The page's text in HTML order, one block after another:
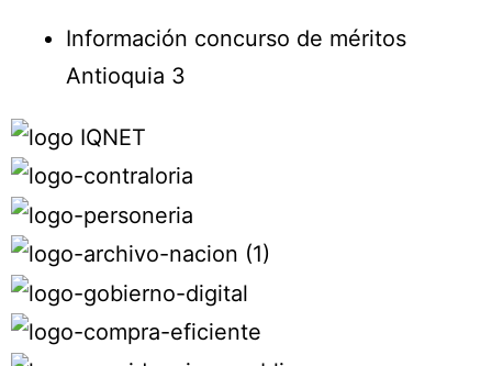
Información concurso de méritos
Antioquia 3